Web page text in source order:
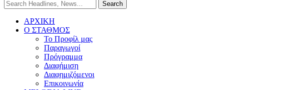
ΑΡΧΙΚΗ
Ο ΣΤΑΘΜΟΣ
Το Προφίλ μας
Παραγωγοί
Πρόγραμμα
Διαφήμιση
Διαφημιζόμενοι
Επικοινωνία